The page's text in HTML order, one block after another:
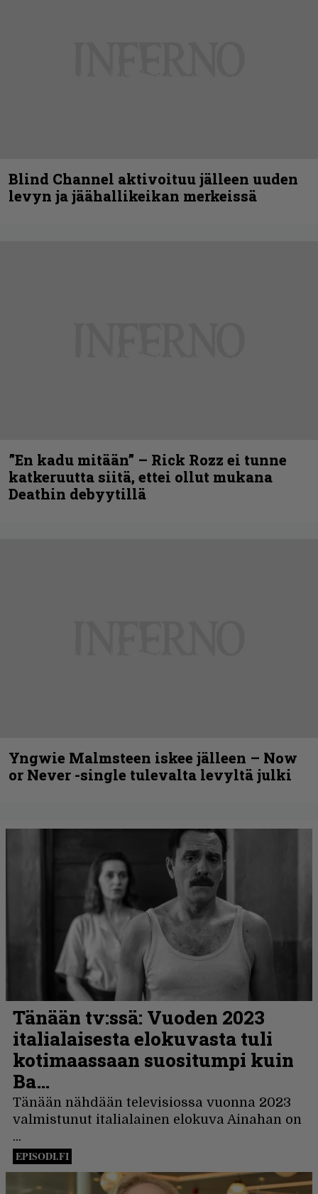
Blind Channel aktivoituu jälleen uuden
levyn ja jäähallikeikan merkeissä
”En kadu mitään” – Rick Rozz ei tunne
katkeruutta siitä, ettei ollut mukana
Deathin debyytillä
Yngwie Malmsteen iskee jälleen – Now
or Never -single tulevalta levyltä julki